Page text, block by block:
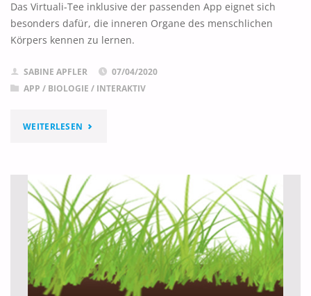
Das Virtuali-Tee inklusive der passenden App eignet sich
besonders dafür, die inneren Organe des menschlichen
Körpers kennen zu lernen.
SABINE APFLER
07/04/2020
APP / BIOLOGIE / INTERAKTIV
WEITERLESEN "VIRTUALI-